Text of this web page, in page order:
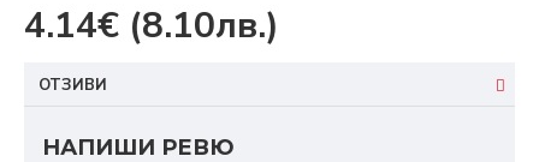
4.14€ (8.10лв.)
ОТЗИВИ
НАПИШИ РЕВЮ